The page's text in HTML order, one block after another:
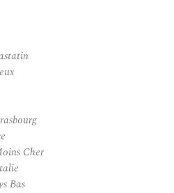
Cher
Bas